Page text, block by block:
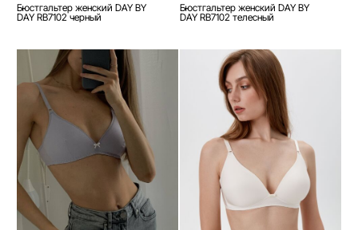
Бюстгальтер женский DAY BY
DAY RB7102 черный
Бюстгальтер женский DAY BY
DAY RB7102 телесный